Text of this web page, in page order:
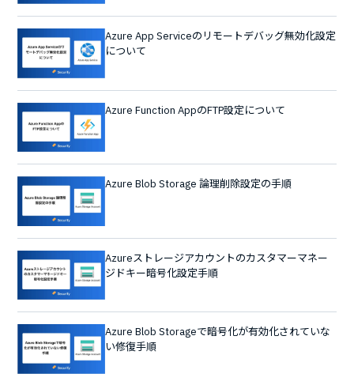
Azure App Serviceのリモートデバッグ無効化設定
について
Azure Function AppのFTP設定について
Azure Blob Storage 論理削除設定の手順
Azureストレージアカウントのカスタマーマネー
ジドキー暗号化設定手順
Azure Blob Storageで暗号化が有効化されていな
い修復手順